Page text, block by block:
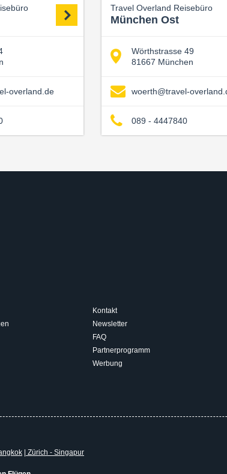
overland.de
Travel Overland Reisebüro
München Ost
Wörthstrasse 49
81667 München
woerth@travel-
089 - 4447840
Kontakt
Newsletter
FAQ
Partnerprogramm
Werbung
Zürich - Singapur